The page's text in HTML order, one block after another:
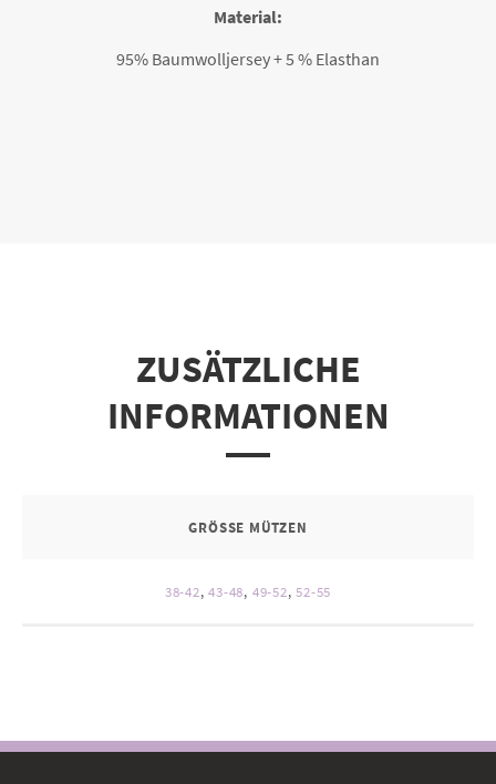
Material:
95% Baumwolljersey + 5 % Elasthan
ZUSÄTZLICHE
INFORMATIONEN
GRÖSSE MÜTZEN
38-42,43-48, 49-52,52-55